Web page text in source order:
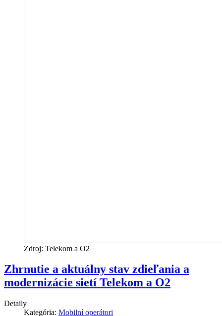
Zdroj: Telekom a O2
Zhrnutie a aktuálny stav zdieľania a
modernizácie sietí Telekom a O2
Detaily
Kategória: Mobilní operátori